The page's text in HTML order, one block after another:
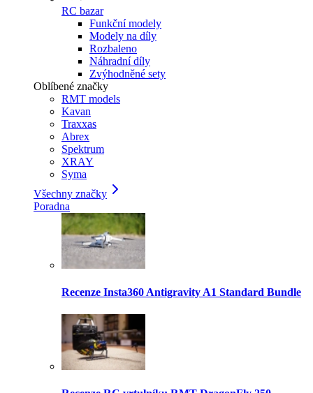
RC bazar
Funkční modely
Modely na díly
Rozbaleno
Náhradní díly
Zvýhodněné sety
Oblíbené značky
RMT models
Kavan
Traxxas
Abrex
Spektrum
XRAY
Syma
Všechny značky
Poradna
Recenze Insta360 Antigravity A1 Standard Bundle